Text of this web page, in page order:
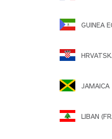
GUINEA
JAMAICA
LIBAN